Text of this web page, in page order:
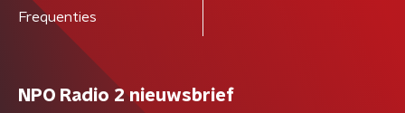
Frequenties
NPO Radio 2 nieuwsbrief